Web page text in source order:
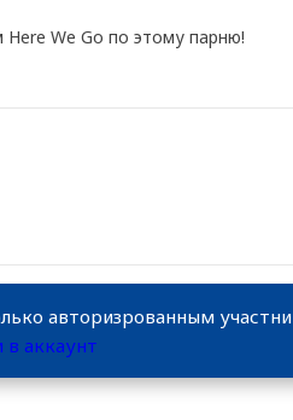
We Go по этому парню!
авторизрованным
в аккаунт